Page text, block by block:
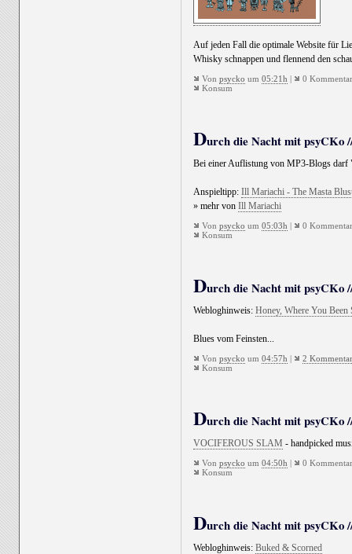
Auf jeden Fall die optimale Website für
Whisky schnappen und flennend den
Von psycko um 05:21h |
0
Konsum
Durch die Nacht mit psyCKo
Bei einer Auflistung von MP3-Blogs darf
Anspieltipp: Ill Mariachi - The Masta
» mehr von Ill Mariachi
Von psycko um 05:03h |
0
Konsum
Durch die Nacht mit psyCKo
Webloghinweis: Honey, Where You Been
Blues vom Feinsten...
Von psycko um 04:57h |
2
Konsum
Durch die Nacht mit psyCKo
VOCIFEROUS SLAM - handpicked
Von psycko um 04:50h |
0
Konsum
Durch die Nacht mit psyCKo
Webloghinweis: Buked & Scorned